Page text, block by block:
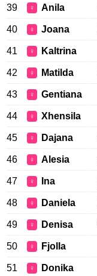
39 ♀ Anila
40 ♀ Joana
41 ♀ Kaltrina
42 ♀ Matilda
43 ♀ Gentiana
44 ♀ Xhensila
45 ♀ Dajana
46 ♀ Alesia
47 ♀ Ina
48 ♀ Daniela
49 ♀ Denisa
50 ♀ Fjolla
51 ♀ Donika